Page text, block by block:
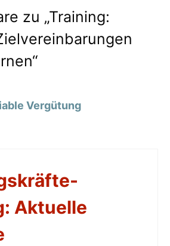
zu „Training:
Vergütung
Aktuelle